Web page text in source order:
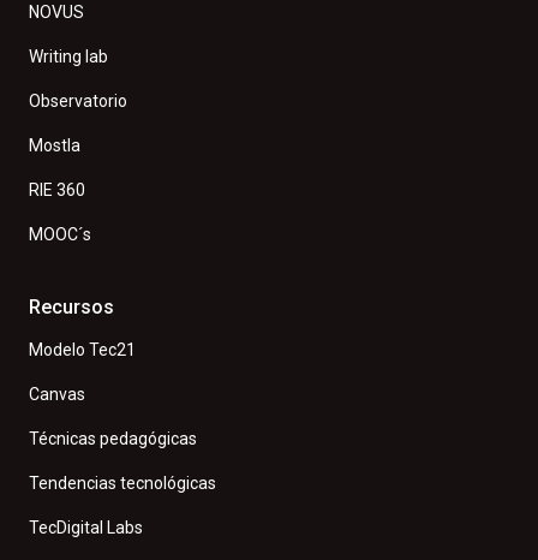
NOVUS
Writing lab
Observatorio
Mostla
RIE 360
MOOC´s
Recursos
Modelo Tec21
Canvas
Técnicas pedagógicas
Tendencias tecnológicas
TecDigital Labs